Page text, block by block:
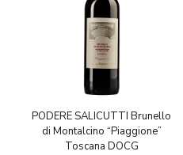
PODERE SALICUTTI Brunello
di Montalcino “Piaggione”
Toscana DOCG